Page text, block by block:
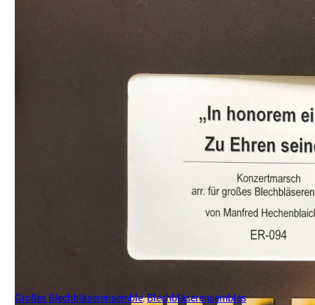
Großes Blechbläserensemble,Blechbläserensembles